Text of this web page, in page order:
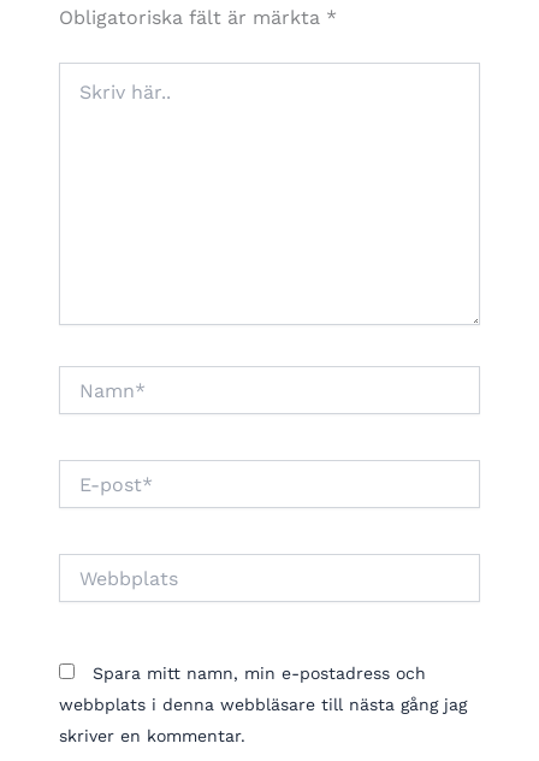
Obligatoriska fält är märkta *
här..
post*
Spara mitt namn, min e-postadress och
webbplats i denna webbläsare till nästa gång jag
skriver en kommentar.